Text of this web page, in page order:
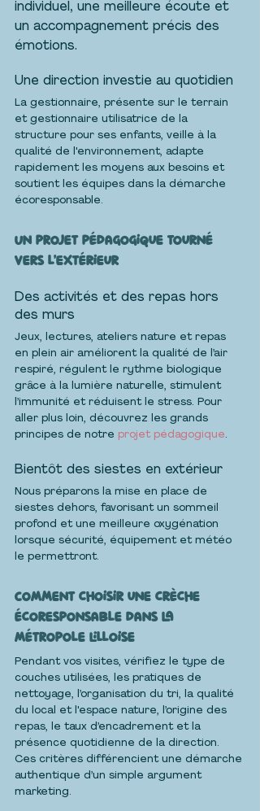
individuel, une meilleure écoute et
un accompagnement précis des
émotions.
Une direction investie au quotidien
La gestionnaire, présente sur le terrain
et gestionnaire utilisatrice de la
structure pour ses enfants, veille à la
qualité de l'environnement, adapte
rapidement les moyens aux besoins et
soutient les équipes dans la démarche
écoresponsable.
Un projet pédagogique tourné
vers l’extérieur
Des activités et des repas hors
des murs
Jeux, lectures, ateliers nature et repas
en plein air améliorent la qualité de l’air
respiré, régulent le rythme biologique
grâce à la lumière naturelle, stimulent
l’immunité et réduisent le stress. Pour
aller plus loin, découvrez les grands
principes de notre projet pédagogique.
Bientôt des siestes en extérieur
Nous préparons la mise en place de
siestes dehors, favorisant un sommeil
profond et une meilleure oxygénation
lorsque sécurité, équipement et météo
le permettront.
Comment choisir une crèche
écoresponsable dans la
métropole lilloise
Pendant vos visites, vérifiez le type de
couches utilisées, les pratiques de
nettoyage, l’organisation du tri, la qualité
du local et l'espace nature, l’origine des
repas, le taux d’encadrement et la
présence quotidienne de la direction.
Ces critères différencient une démarche
authentique d’un simple argument
marketing.